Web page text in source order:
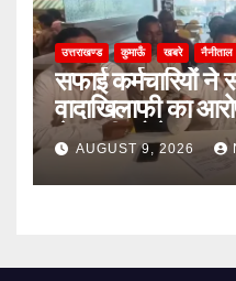
उत्तराखण्ड कुमाऊँ खबरे नैनीताल
सफाई कर्मचारियों ने
वादाखिलाफी का
चेतावनी; बोले-
भी नहीं हटेंगे पीछे
AUGUST 9, 2026